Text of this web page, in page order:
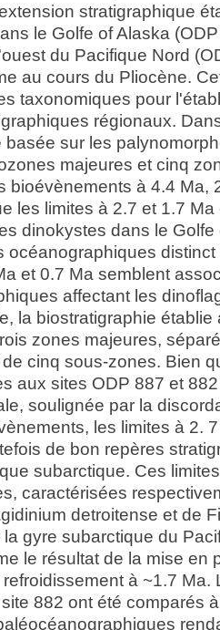
stratigraphique
le Golfe of Alaska
du Pacifique Nord
au cours du Pliocène.
taxonomiques pour
régionaux.
basée sur les
majeures et cinq
bioévènements à 4.4 Ma,
les limites à 2.7 et 1.7
dinokystes dans le
océanographiques
et 0.7 Ma semblent
affectant les
la biostratigraphie établie
zones majeures,
cinq sous-zones. Bien
aux sites ODP 887 et
soulignée par la
les limites à 2.
de bon repères
subarctique. Ces limites
caractérisées
detroitense et de
gyre subarctique du
le résultat de la mise en
à ~1.7 Ma.
882 ont été comparés